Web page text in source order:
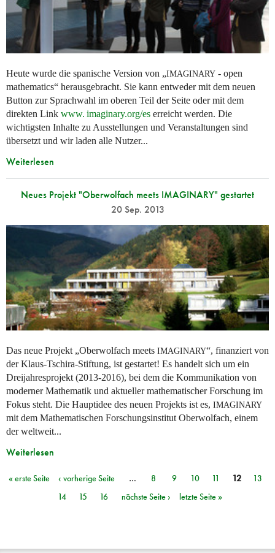
Heute wurde die spanische Version von „IMAGINARY - open
mathematics“ herausgebracht. Sie kann entweder mit dem neuen
Button zur Sprachwahl im oberen Teil der Seite oder mit dem
direkten Link www. imaginary.org/es erreicht werden. Die
wichtigsten Inhalte zu Ausstellungen und Veranstaltungen sind
übersetzt und wir laden alle Nutzer...
Weiterlesen
Neues Projekt "Oberwolfach meets IMAGINARY" gestartet
20 Sep. 2013
Das neue Projekt „Oberwolfach meets IMAGINARY“, finanziert von
der Klaus-Tschira-Stiftung, ist gestartet! Es handelt sich um ein
Dreijahresprojekt (2013-2016), bei dem die Kommunikation von
moderner Mathematik und aktueller mathematischer Forschung im
Fokus steht. Die Hauptidee des neuen Projekts ist es, IMAGINARY
mit dem Mathematischen Forschungsinstitut Oberwolfach, einem
der weltweit...
Weiterlesen
Seiten
« erste Seite ‹ vorherige Seite … 8 9 10 11 12
13
14
15 16 nächste Seite › letzte Seite »